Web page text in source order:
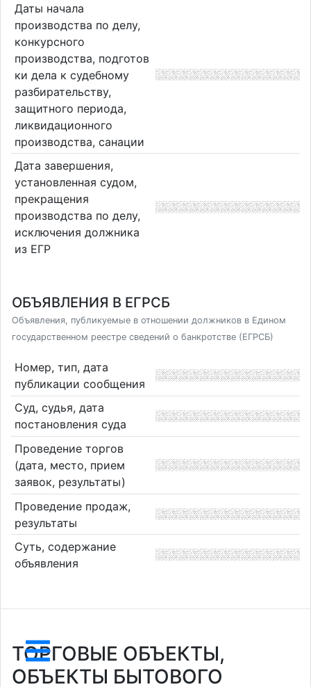
Даты начала
производства по делу,
конкурсного
производства, подготов
ки дела к судебному
разбирательству,
защитного периода,
ликвидационного
производства, санации
Дата завершения,
установленная судом,
прекращения
производства по делу,
исключения должника
из ЕГР
ОБЪЯВЛЕНИЯ В ЕГРСБ
Объявления, публикуемые в отношении должников в Едином
государственном реестре сведений о банкротстве (ЕГРСБ)
Номер, тип, дата
публикации сообщения
Суд, судья, дата
постановления суда
Проведение торгов
(дата, место, прием
заявок, результаты)
Проведение продаж,
результаты
Суть, содержание
объявления
ТОРГОВЫЕ ОБЪЕКТЫ,
ОБЪЕКТЫ БЫТОВОГО